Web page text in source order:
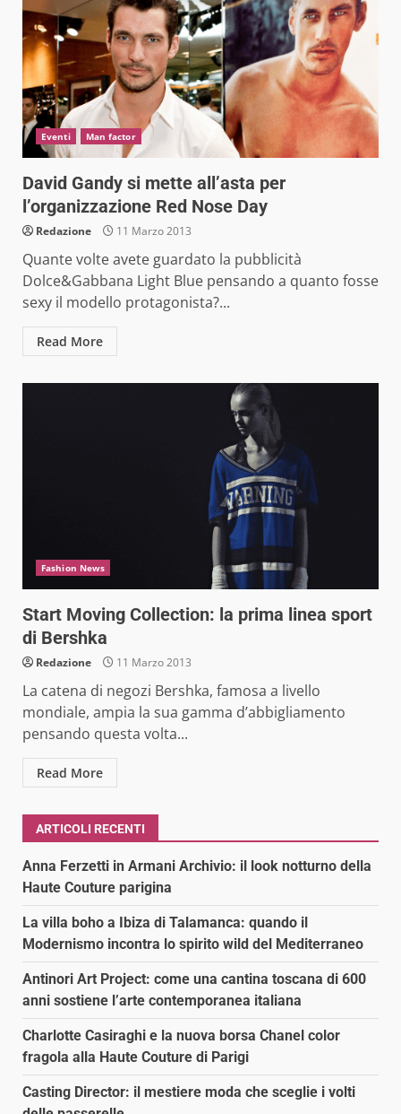
Eventi Man factor
David Gandy si mette all’asta per
l’organizzazione Red Nose Day
Redazione 11 Marzo 2013
Quante volte avete guardato la pubblicità
Dolce&Gabbana Light Blue pensando a quanto fosse
sexy il modello protagonista?...
Read More
Fashion News
Start Moving Collection: la prima linea sport
di Bershka
Redazione 11 Marzo 2013
La catena di negozi Bershka, famosa a livello
mondiale, ampia la sua gamma d’abbigliamento
pensando questa volta...
Read More
ARTICOLI RECENTI
Anna Ferzetti in Armani Archivio: il look notturno della
Haute Couture parigina
La villa boho a Ibiza di Talamanca: quando il
Modernismo incontra lo spirito wild del Mediterraneo
Antinori Art Project: come una cantina toscana di 600
anni sostiene l’arte contemporanea italiana
Charlotte Casiraghi e la nuova borsa Chanel color
fragola alla Haute Couture di Parigi
Casting Director: il mestiere moda che sceglie i volti